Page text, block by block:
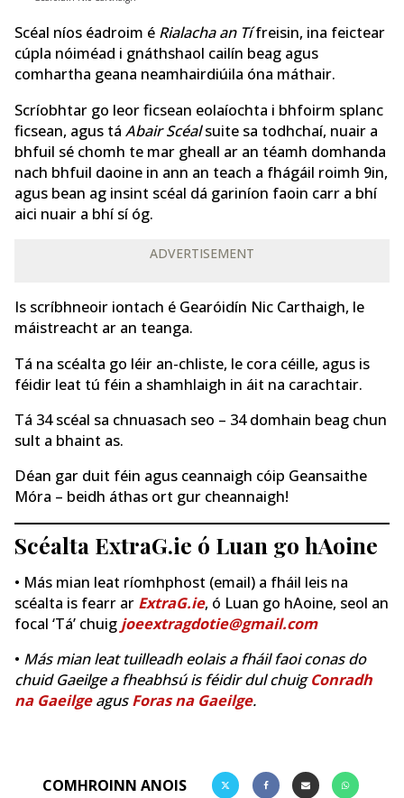
Scéal níos éadroim é Rialacha an Tífreisin, ina feictear
cúpla nóiméad i gnáthshaol cailín beag agus
comhartha geana neamhairdiúila óna máthair.
Scríobhtar go leor ficsean eolaíochta i bhfoirm splanc
ficsean, agus tá Abair Scéalsuite sa todhchaí, nuair a
bhfuil sé chomh te mar gheall ar an téamh domhanda
nach bhfuil daoine in ann an teach a fhágáil roimh 9in,
agus bean ag insint scéal dá gariníon faoin carr a bhí
aici nuair a bhí sí óg.
ADVERTISEMENT
Is scríbhneoir iontach é Gearóidín Nic Carthaigh, le
máistreacht ar an teanga.
Tá na scéalta go léir an-chliste, le cora céille, agus is
féidir leat tú féin a shamhlaigh in áit na carachtair.
Tá 34 scéal sa chnuasach seo – 34 domhain beag chun
sult a bhaint as.
Déan gar duit féin agus ceannaigh cóip Geansaithe
Móra – beidh áthas ort gur cheannaigh!
Scéalta ExtraG.ie ó Luan go hAoine
• Más mian leat ríomhphost (email) a fháil leis na
scéalta is fearr ar ExtraG.ie, ó Luan go hAoine, seol an
focal ‘Tá’ chuig joeextragdotie@gmail.com
• Más mian leat tuilleadh eolais a fháil faoi conas do
chuid Gaeilge a fheabhsú is féidir dul chuigConradh
na GaeilgeagusForas na Gaeilge.
COMHROINN ANOIS